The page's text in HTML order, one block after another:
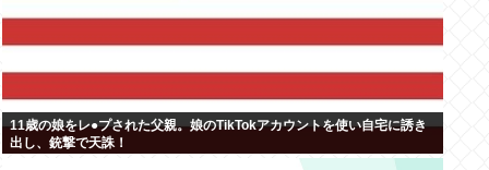
11歳の娘をレ●プされた父親。娘のTikTokアカウントを使い自宅に誘き
出し、銃撃で天誅！